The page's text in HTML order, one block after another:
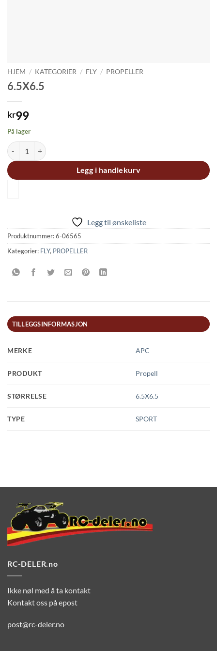
HJEM / KATEGORIER / FLY / PROPELLER
6.5X6.5
kr99
På lager
6.5X6.5 antall
Legg i handlekurv
Legg til ønskeliste
Produktnummer:6-06565
Kategorier: FLY, PROPELLER
TILLEGGSINFORMASJON
MERKE APC
PRODUKT Propell
STØRRELSE 6.5X6.5
TYPE SPORT
RC-DELER.no
Ikke nøl med å ta kontakt
Kontakt oss på epost
post@rc-deler.no